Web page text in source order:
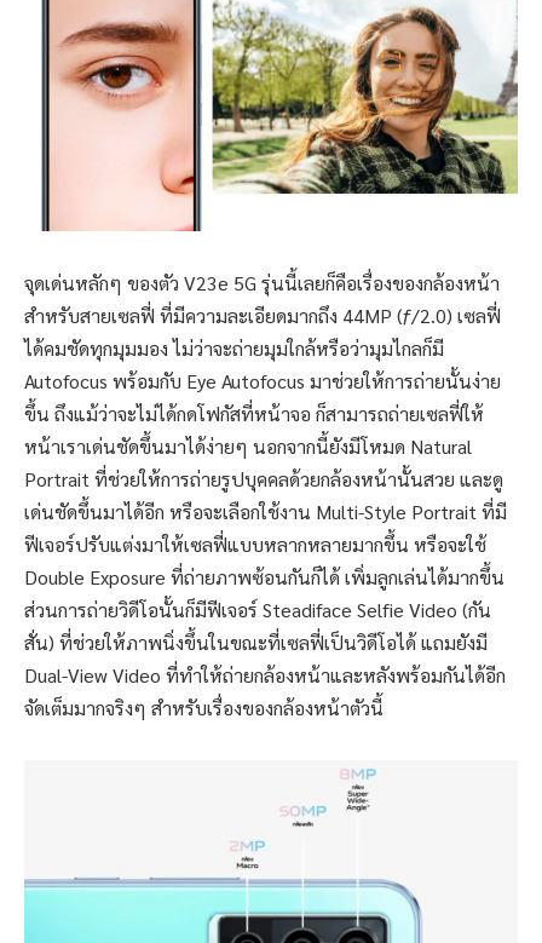
จุดเด่นหลักๆ ของตัว V23e 5G รุ่นนี้เลยก็คือเรื่องของกล้องหน้า
สำหรับสายเซลฟี่ ที่มีความละเอียดมากถึง 44MP (ƒ/2.0) เซลฟี่
ได้คมชัดทุกมุมมอง ไม่ว่าจะถ่ายมุมใกล้หรือว่ามุมไกลก็มี
Autofocus พร้อมกับ Eye Autofocus มาช่วยให้การถ่ายนั้นง่าย
ขึ้น ถึงแม้ว่าจะไม่ได้กดโฟกัสที่หน้าจอ ก็สามารถถ่ายเซลฟี่ให้
หน้าเราเด่นชัดขึ้นมาได้ง่ายๆ นอกจากนี้ยังมีโหมด Natural
Portrait ที่ช่วยให้การถ่ายรูปบุคคลด้วยกล้องหน้านั้นสวย และดู
เด่นชัดขึ้นมาได้อีก หรือจะเลือกใช้งาน Multi-Style Portrait ที่มี
ฟีเจอร์ปรับแต่งมาให้เซลฟี่แบบหลากหลายมากขึ้น หรือจะใช้
Double Exposure ที่ถ่ายภาพซ้อนกันก็ได้ เพิ่มลูกเล่นได้มากขึ้น
ส่วนการถ่ายวิดีโอนั้นก็มีฟีเจอร์ Steadiface Selfie Video (กัน
สั่น) ที่ช่วยให้ภาพนิ่งขึ้นในขณะที่เซลฟี่เป็นวิดีโอได้ แถมยังมี
Dual-View Video ที่ทำให้ถ่ายกล้องหน้าและหลังพร้อมกันได้อีก
จัดเต็มมากจริงๆ สำหรับเรื่องของกล้องหน้าตัวนี้